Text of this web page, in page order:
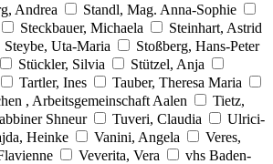
Andrea
Standl, Mag. Anna-Sophie
Steckbauer, Michaela
Steinhart, Astrid
Steybe, Uta-Maria
Stoßberg, Hans-Peter
Stückler, Silvia
Stützel, Anja
Tartler, Ines
Tauber, Theresa Maria
, Arbeitsgemeinschaft Aalen
Tietz,
Shneur Tuveri, Claudia
Ulrici-
Heinke Vanini, Angela
Veres,
Veverita, Vera
vhs Baden-